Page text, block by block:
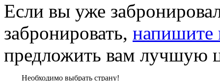
Если вы уже
забронировать, напишите
предложить вам лучшую
Необходимо выбрать страну!